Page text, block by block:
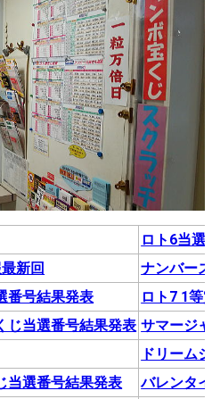
ロト6当選
新回
ナンバー
番号結果発表
ロト7 1等
じ当選番号結果発表 サマージ
ドリーム
当選番号結果発表
バレンタ